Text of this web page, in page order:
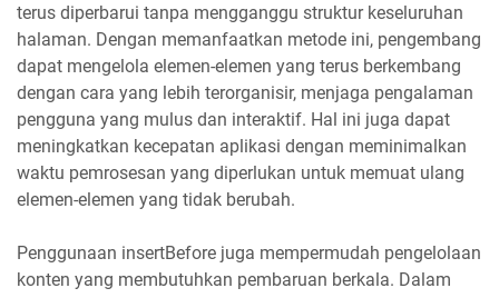
terus diperbarui tanpa mengganggu struktur keseluruhan
halaman. Dengan memanfaatkan metode ini, pengembang
dapat mengelola elemen-elemen yang terus berkembang
dengan cara yang lebih terorganisir, menjaga pengalaman
pengguna yang mulus dan interaktif. Hal ini juga dapat
meningkatkan kecepatan aplikasi dengan meminimalkan
waktu pemrosesan yang diperlukan untuk memuat ulang
elemen-elemen yang tidak berubah.
Penggunaan insertBefore juga mempermudah pengelolaan
konten yang membutuhkan pembaruan berkala. Dalam